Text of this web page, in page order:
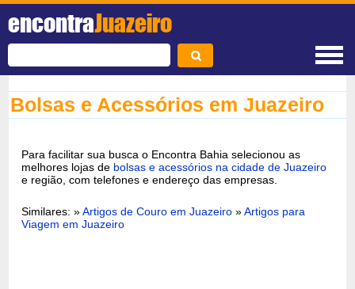
encontraJuazeiro
Bolsas e Acessórios em Juazeiro
Para facilitar sua busca o Encontra Bahia selecionou as
melhores lojas de bolsas e acessórios na cidade de Juazeiro
e região, com telefones e endereço das empresas.
Similares: »Artigos de Couro em Juazeiro »Artigos para
Viagem em Juazeiro